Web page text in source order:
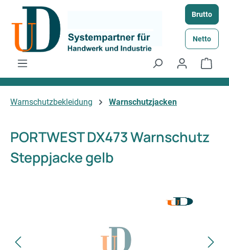
Zum Hauptinhalt springen Brutto
Netto
Warnschutzbekleidung Warnschutzjacken
PORTWEST DX473 Warnschutz
Steppjacke gelb